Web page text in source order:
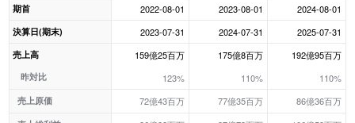
期首
2022-08-01 2023-08-01 2024-08-01
決算日(期末) 2023-07-31 2024-07-31 2025-07-31
売上高
昨対比
159億25百万
123%
175億8百万
110%
192億95百万
110%
売上原価 72億43百万 77億35百万 86億36百万